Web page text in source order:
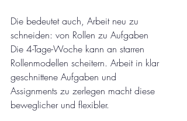
Die bedeutet auch, Arbeit neu zu
schneiden: von Rollen zu Aufgaben
Die 4-Tage-Woche kann an starren
Rollenmodellen scheitern. Arbeit in klar
geschnittene Aufgaben und
Assignments zu zerlegen macht diese
beweglicher und flexibler.